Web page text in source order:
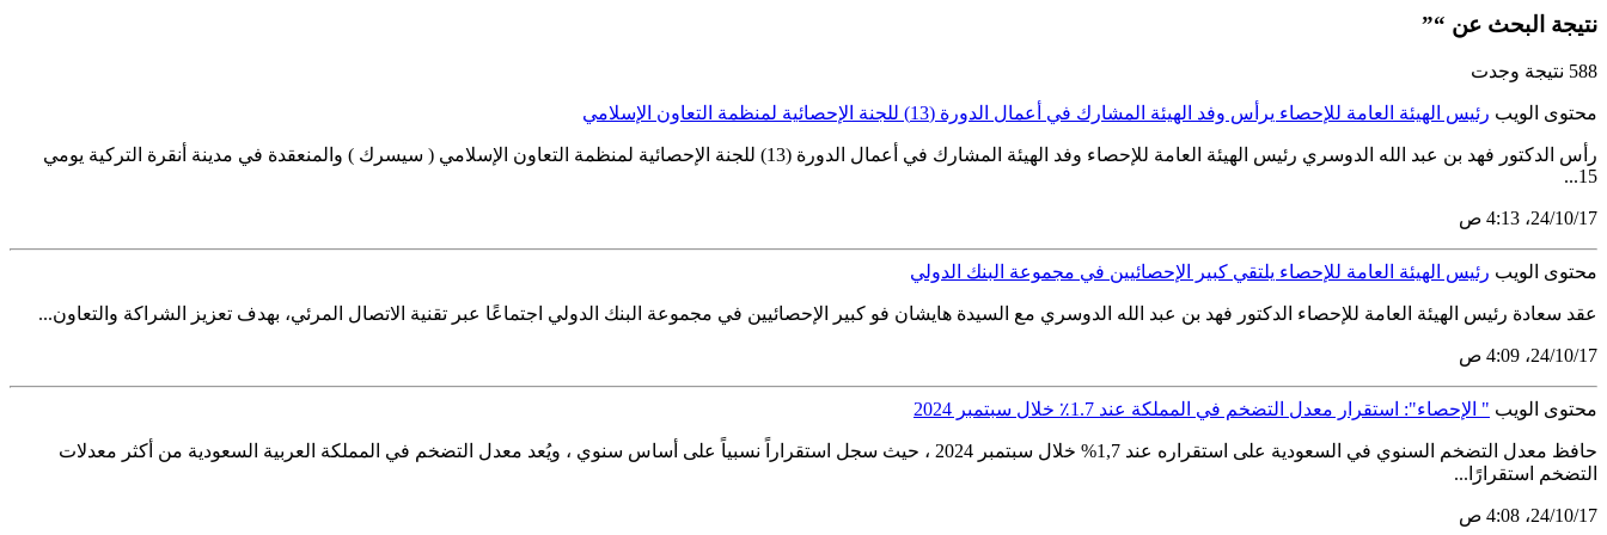
نتيجة البحث عن “”
588 نتيجة وجدت
محتوى الويب رئيس الهيئة العامة للإحصاء يرأس وفد الهيئة المشارك في أعمال الدورة (13) للجنة الإحصائية لمنظمة التعاون الإسلامي
رأس الدكتور فهد بن عبد الله الدوسري رئيس الهيئة العامة للإحصاء وفد الهيئة المشارك في أعمال الدورة (13) للجنة الإحصائية لمنظمة التعاون الإسلامي ( سيسرك ) والمنعقدة في مدينة أنقرة التركية يومي
15...
17‏/10‏/24، 4:13 ص
محتوى الويب رئيس الهيئة العامة للإحصاء يلتقي كبير الإحصائيين في مجموعة البنك الدولي
عقد سعادة رئيس الهيئة العامة للإحصاء الدكتور فهد بن عبد الله الدوسري مع السيدة هايشان فو كبير الإحصائيين في مجموعة البنك الدولي اجتماعًا عبر تقنية الاتصال المرئي، بهدف تعزيز الشراكة والتعاون...
17‏/10‏/24، 4:09 ص
محتوى الويب " الإحصاء": استقرار معدل التضخم في المملكة عند 1.7٪ خلال سبتمبر 2024
حافظ معدل التضخم السنوي في السعودية على استقراره عند 1,7% خلال سبتمبر 2024 ، حيث سجل استقراراً نسبياً على أساس سنوي ، ويُعد معدل التضخم في المملكة العربية السعودية من أكثر معدلات
التضخم استقرارًا...
17‏/10‏/24، 4:08 ص